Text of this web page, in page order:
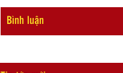
Bình luận